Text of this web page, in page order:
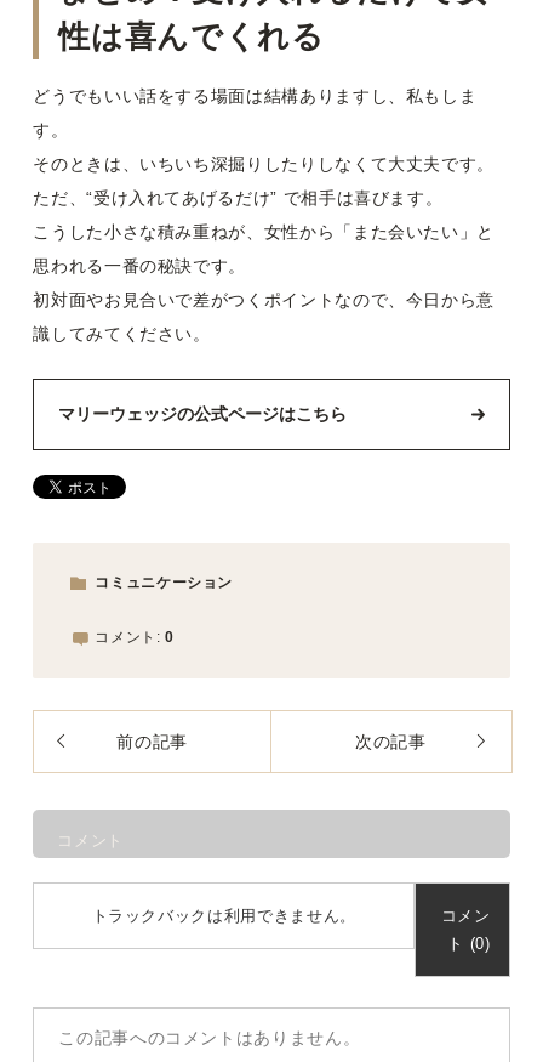
性は喜んでくれる
どうでもいい話をする場面は結構ありますし、私もしま
す。
そのときは、いちいち深掘りしたりしなくて大丈夫です。
ただ、“受け入れてあげるだけ” で相手は喜びます。
こうした小さな積み重ねが、女性から「また会いたい」と
思われる一番の秘訣です。
初対面やお見合いで差がつくポイントなので、今日から意
識してみてください。
マリーウェッジの公式ページはこちら
コミュニケーション
コメント:0
前の記事 次の記事
コメント
トラックバックは利用できません。
コメン
ト (0)
この記事へのコメントはありません。